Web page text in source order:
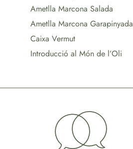
Ametlla Marcona Salada
Ametlla Marcona Garapinyada
Caixa Vermut
Introducció al Món de l’Oli